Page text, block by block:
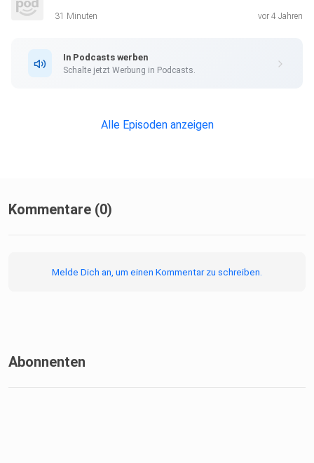
31 Minuten vor 4 Jahren
In Podcasts werben
Schalte jetzt Werbung in Podcasts.
Alle Episoden anzeigen
Kommentare (0)
Melde Dich an, um einen Kommentar zu schreiben.
Abonnenten